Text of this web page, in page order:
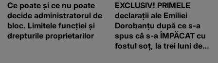
Ce poate și ce nu poate
decide administratorul de
bloc. Limitele funcției și
drepturile proprietarilor
EXCLUSIV! PRIMELE
declarații ale Emiliei
Dorobanțu după ce s-a
spus că s-a ÎMPĂCAT cu
fostul soț, la trei luni de